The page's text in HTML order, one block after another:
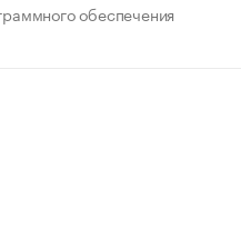
обеспечения